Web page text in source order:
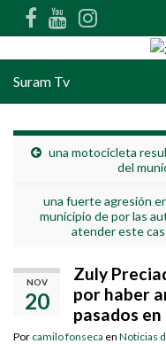
Search for:
Suram Tv
una motocicleta
del
una fuerte agresión
municipio de por las
atender este
NOV
20
Zuly
por haber
pasados
Por camilo fonseca en Noticias